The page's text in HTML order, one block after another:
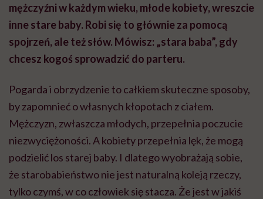
mężczyźni w każdym wieku, młode kobiety, wreszcie
inne stare baby. Robi się to głównie za pomocą
spojrzeń, ale też słów. Mówisz: „stara baba”, gdy
chcesz kogoś sprowadzić do parteru.
Pogarda i obrzydzenie to całkiem skuteczne sposoby,
by zapomnieć o własnych kłopotach z ciałem.
Mężczyzn, zwłaszcza młodych, przepełnia poczucie
niezwyciężoności. A kobiety przepełnia lęk, że mogą
podzielić los starej baby. I dlatego wyobrażają sobie,
że starobabieństwo nie jest naturalną koleją rzeczy,
tylko czymś, w co człowiek się stacza. Że jest w jakiś